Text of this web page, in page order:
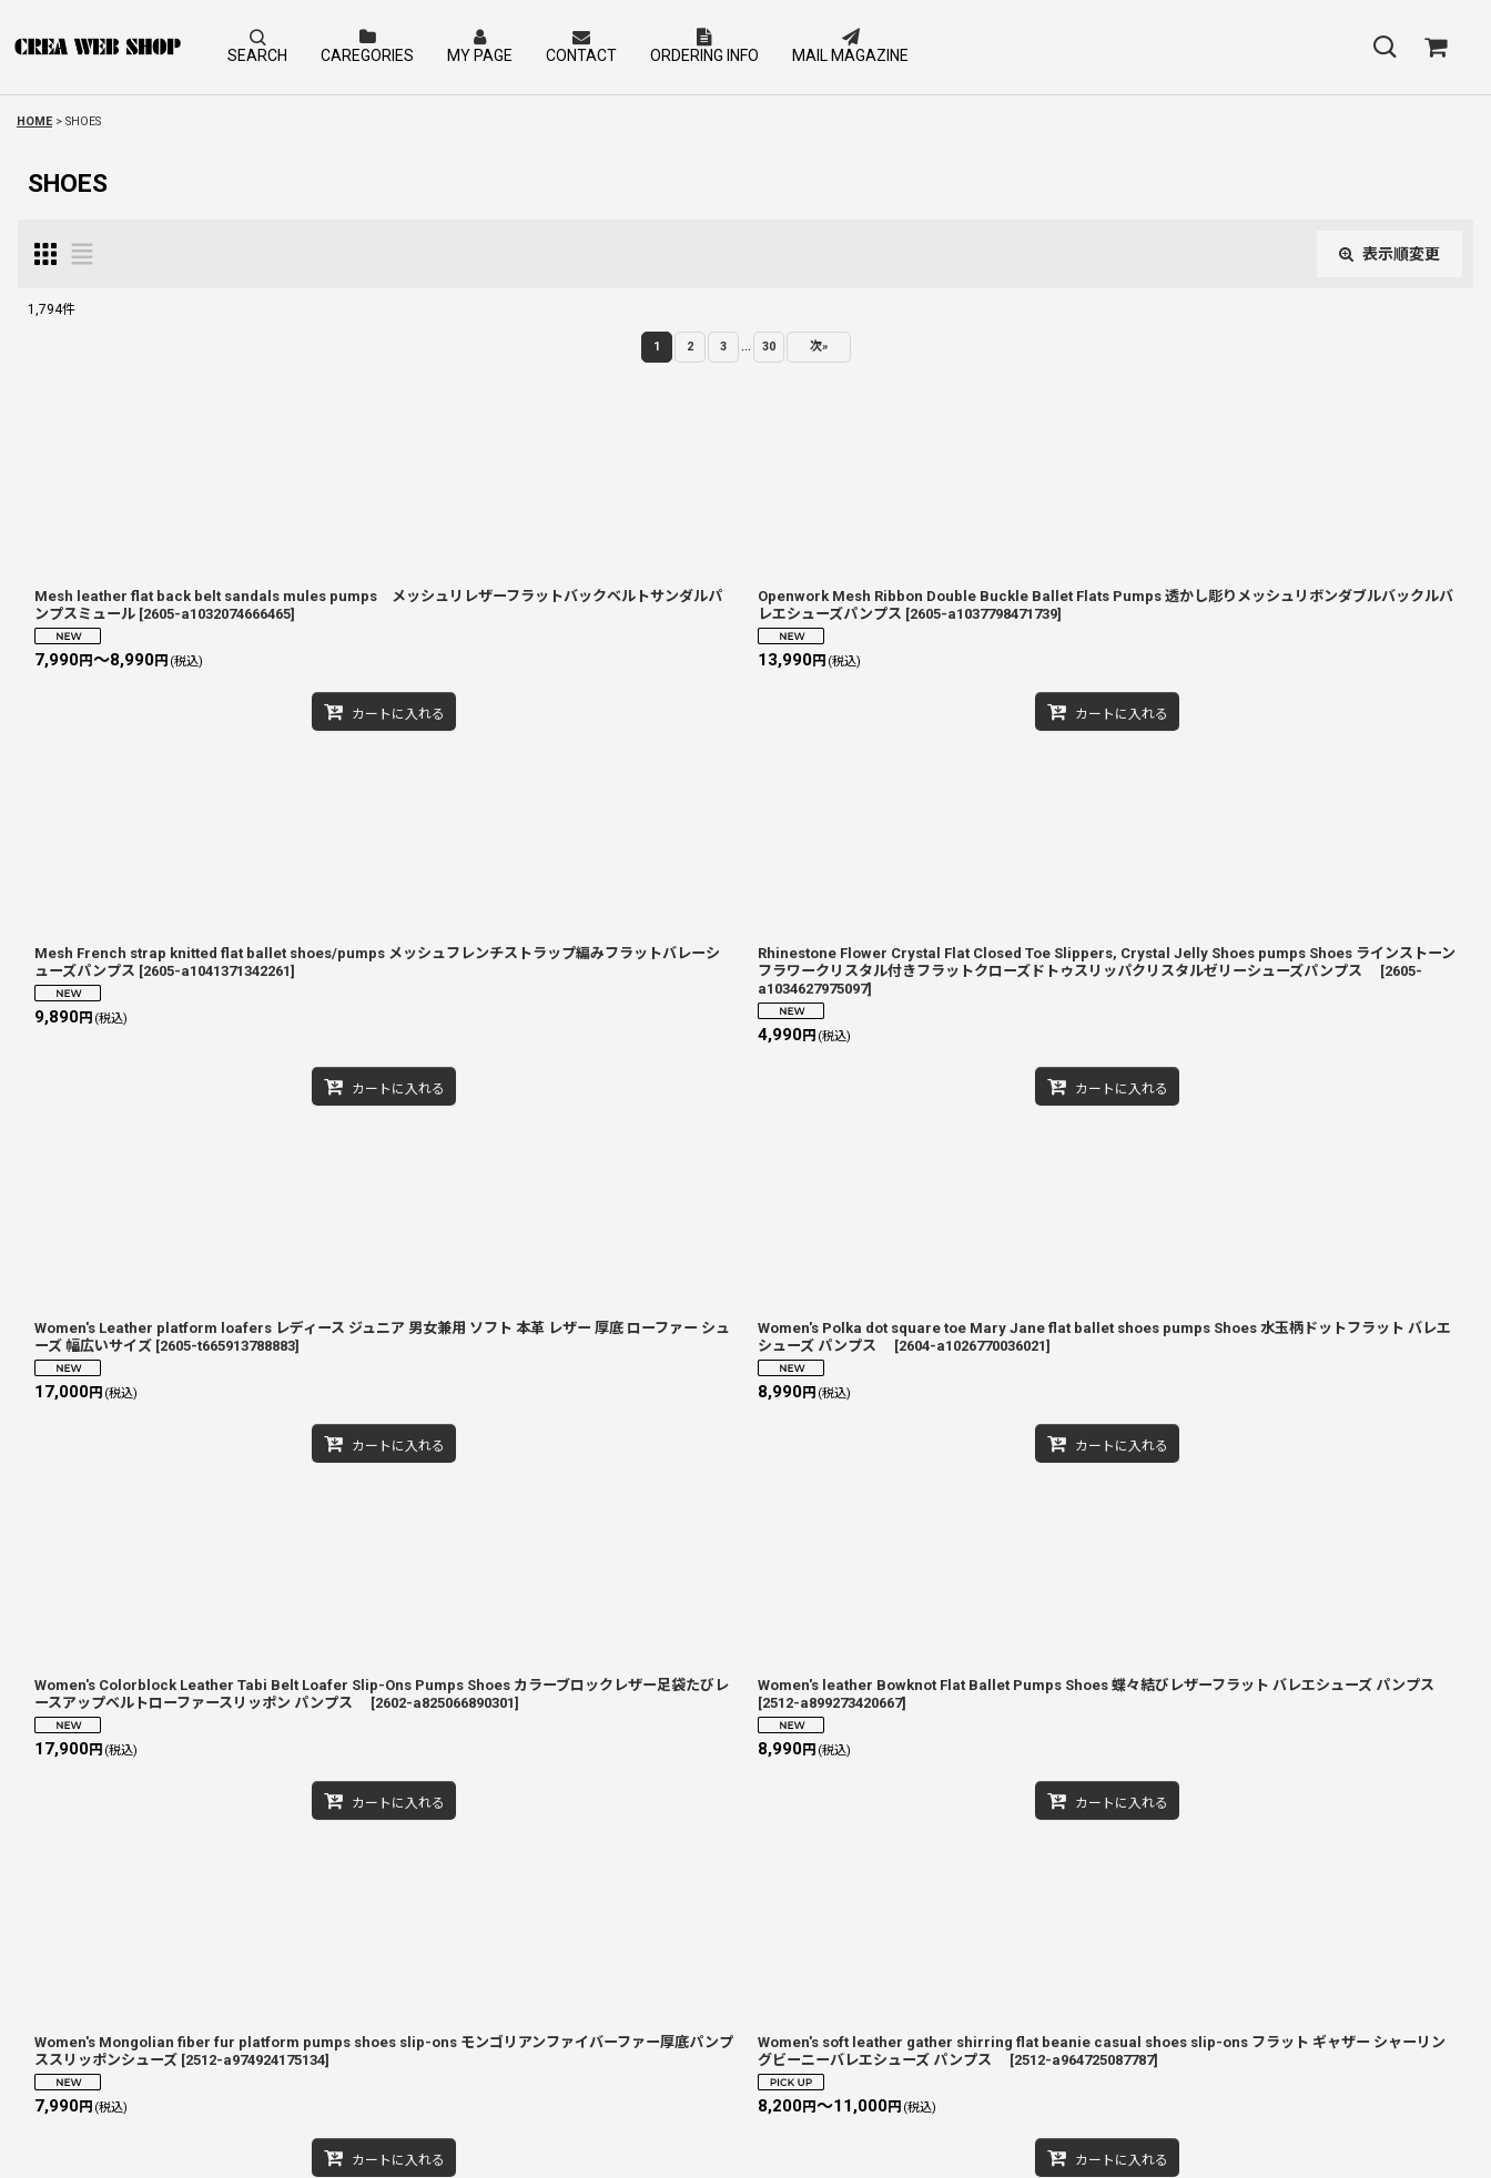
SEARCH CAREGORIES MY PAGE CONTACT ORDERING INFO MAIL MAGAZINE
HOME > SHOES
SHOES
表示順変更
1,794件
1 2 3 30 次»
Mesh leather flat back belt sandals mules pumps メッシュリレザーフラットバックベルトサンダルパ
ンプスミュール [2605-a1032074666465]
7,990円～8,990円 (税込)
カートに入れる
Openwork Mesh Ribbon Double Buckle Ballet Flats Pumps 透かし彫りメッシュリボンダブルバックルバ
レエシューズパンプス [2605-a1037798471739]
13,990円 (税込)
カートに入れる
Mesh French strap knitted flat ballet shoes/pumps メッシュフレンチストラップ編みフラットバレーシ
ューズパンプス [2605-a1041371342261]
9,890円 (税込)
カートに入れる
Rhinestone Flower Crystal Flat Closed Toe Slippers, Crystal Jelly Shoes pumps Shoes ラインストーン
フラワークリスタル付きフラットクローズドトゥスリッパクリ​​スタルゼリーシューズパンプス
[2605-
a1034627975097]
4,990円 (税込)
カートに入れる
Women's Leather platform loafers レディース ジュニア 男女兼用 ソフト 本革 レザー 厚底 ローファー シュ
ーズ 幅広いサイズ [2605-t665913788883]
17,000円 (税込)
カートに入れる
Women's Polka dot square toe Mary Jane flat ballet shoes pumps Shoes 水玉柄ドットフラット バレエ
シューズ パンプス
[2604-a1026770036021]
8,990円 (税込)
カートに入れる
Women's Colorblock Leather Tabi Belt Loafer Slip-Ons Pumps Shoes カラーブロックレザー足袋たびレ
ースアップベルトローファースリッポン パンプス
[2602-a825066890301]
17,900円 (税込)
カートに入れる
Women's leather Bowknot Flat Ballet Pumps Shoes 蝶々結びレザーフラット バレエシューズ パンプス
[2512-a899273420667]
8,990円 (税込)
カートに入れる
Women's Mongolian fiber fur platform pumps shoes slip-ons モンゴリアンファイバーファー厚底パンプ
ススリッポンシューズ [2512-a974924175134]
7,990円 (税込)
カートに入れる
Women's soft leather gather shirring flat beanie casual shoes slip-ons フラット ギャザー シャーリン
グビーニーバレエシューズ パンプス
[2512-a964725087787]
8,200円～11,000円 (税込)
カートに入れる